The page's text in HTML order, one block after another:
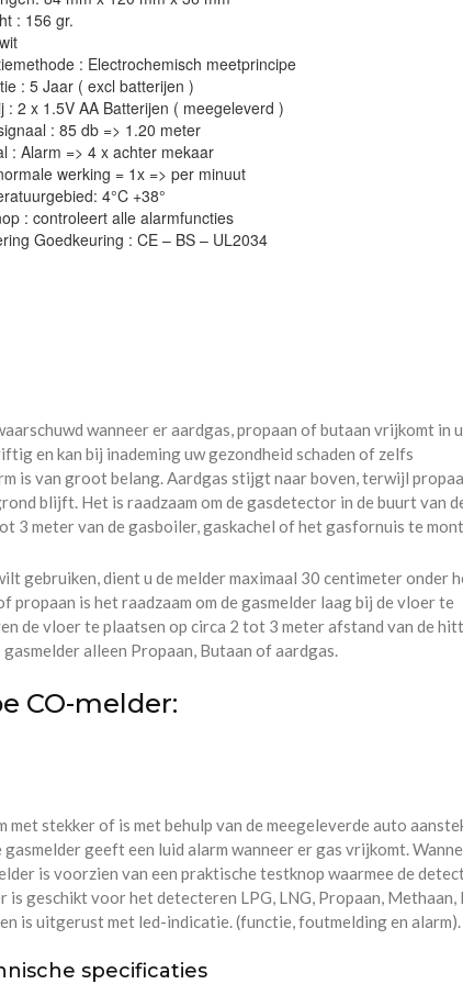
: 156 gr.
: Electrochemisch meetprincipe
: 5 Jaar ( excl batterijen )
: 2 x 1.5V AA Batterijen ( meegeleverd )
: 85 db => 1.20 meter
: Alarm => 4 x achter mekaar
werking = 1x => per minuut
4°C +38°
: controleert alle alarmfuncties
Goedkeuring : CE – BS – UL2034
wanneer er aardgas, propaan of butaan vrijkomt in
en kan bij inademing uw gezondheid schaden of zelfs
is van groot belang. Aardgas stijgt naar boven, terwijl
blijft. Het is raadzaam om de gasdetector in de buurt van
3 meter van de gasboiler, gaskachel of het gasfornuis te
gebruiken, dient u de melder maximaal 30 centimeter onder
is het raadzaam om de gasmelder laag bij de vloer te
de vloer te plaatsen op circa 2 tot 3 meter afstand van de
alleen Propaan, Butaan of aardgas.
CO-melder:
stekker of is met behulp van de meegeleverde auto
geeft een luid alarm wanneer er gas vrijkomt.
is voorzien van een praktische testknop waarmee de
geschikt voor het detecteren LPG, LNG, Propaan, Methaan,
is uitgerust met led-indicatie. (functie, foutmelding en alarm).
specificaties